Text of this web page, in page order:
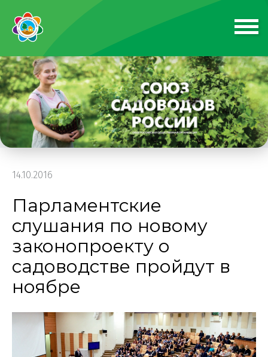
14.10.2016
Парламентские
слушания по новому
законопроекту о
садоводстве пройдут в
ноябре